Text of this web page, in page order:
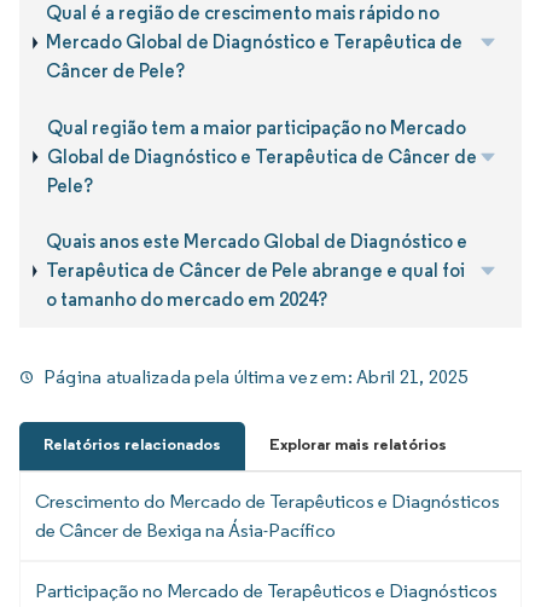
Qual é a região de crescimento mais rápido no
Mercado Global de Diagnóstico e Terapêutica de
Câncer de Pele?
Qual região tem a maior participação no Mercado
Global de Diagnóstico e Terapêutica de Câncer de
Pele?
Quais anos este Mercado Global de Diagnóstico e
Terapêutica de Câncer de Pele abrange e qual foi
o tamanho do mercado em 2024?
Página atualizada pela última vez em:Abril 21, 2025
Relatórios relacionados Explorar mais relatórios
Crescimento do Mercado de Terapêuticos e Diagnósticos
de Câncer de Bexiga na Ásia-Pacífico
Participação no Mercado de Terapêuticos e Diagnósticos